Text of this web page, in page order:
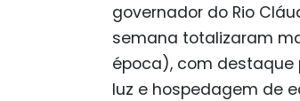
governador do Rio
semana totalizaram
época), com destaque
luz e hospedagem de